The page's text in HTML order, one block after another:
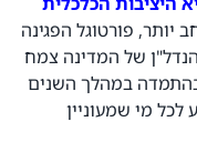
יותר, פורטוגל הפגינה
של המדינה צמח
במהלך השנים
מי שמעוניין